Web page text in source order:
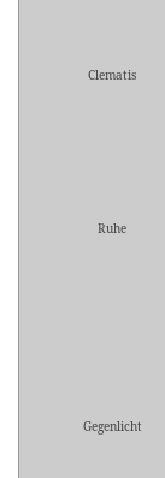
Clematis
Ruhe
Gegenlicht